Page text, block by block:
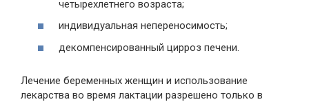
четырехлетнего возраста;
индивидуальная непереносимость;
декомпенсированный цирроз печени.
Лечение беременных женщин и использование
лекарства во время лактации разрешено только в